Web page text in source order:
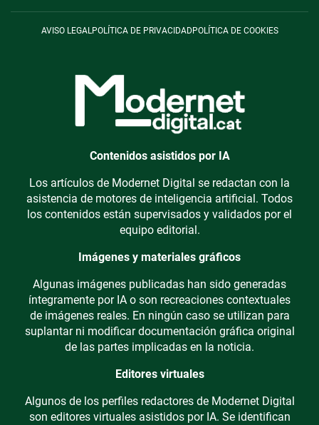
AVISO LEGALPOLÍTICA DE PRIVACIDADPOLÍTICA DE COOKIES
Contenidos asistidos por IA
Los artículos de Modernet Digital se redactan con la
asistencia de motores de inteligencia artificial. Todos
los contenidos están supervisados y validados por el
equipo editorial.
Imágenes y materiales gráficos
Algunas imágenes publicadas han sido generadas
íntegramente por IA o son recreaciones contextuales
de imágenes reales. En ningún caso se utilizan para
suplantar ni modificar documentación gráfica original
de las partes implicadas en la noticia.
Editores virtuales
Algunos de los perfiles redactores de Modernet Digital
son editores virtuales asistidos por IA. Se identifican